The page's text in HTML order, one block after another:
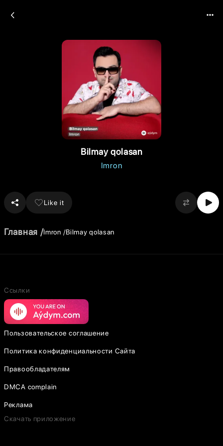
Bilmay qolasan
Imron
Like it
Главная Imron Bilmay qolasan
Ссылки
Пользовательское соглашение
Политика конфиденциальности Сайта
Правообладателям
DMCA complain
Реклама
Скачать приложение